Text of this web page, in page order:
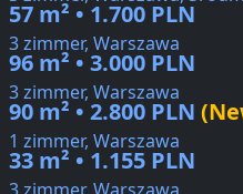
57 m² • 1.700 PLN
3 zimmer, Warszawa
96 m² • 3.000 PLN
3 zimmer, Warszawa
90 m² • 2.800 PLN
1 zimmer, Warszawa
33 m² • 1.155 PLN